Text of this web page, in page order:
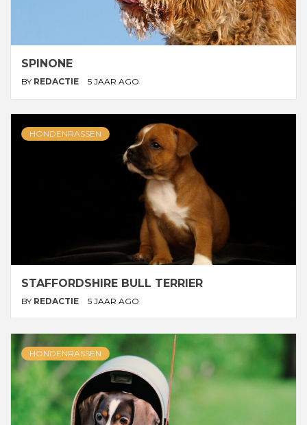
SPINONE
BY REDACTIE 5 JAAR AGO
HONDENRASSEN
STAFFORDSHIRE BULL TERRIER
BY REDACTIE 5 JAAR AGO
HONDENRASSEN